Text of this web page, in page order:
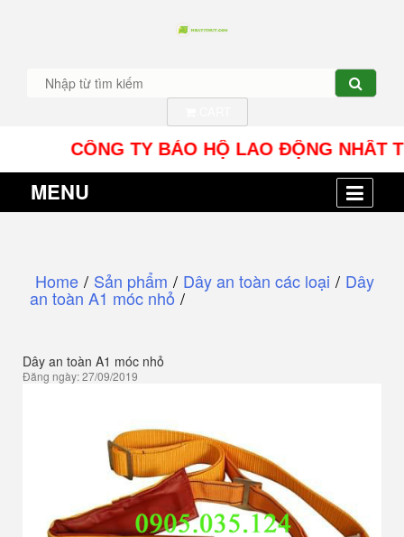
CÔNG TY BẢO HỘ LAO ĐỘNG NHÂT
MENU
Home / Sản phẩm / Dây an toàn các loại / Dây
an toàn A1 móc nhỏ /
Dây an toàn A1 móc nhỏ
Đăng ngày: 27/09/2019